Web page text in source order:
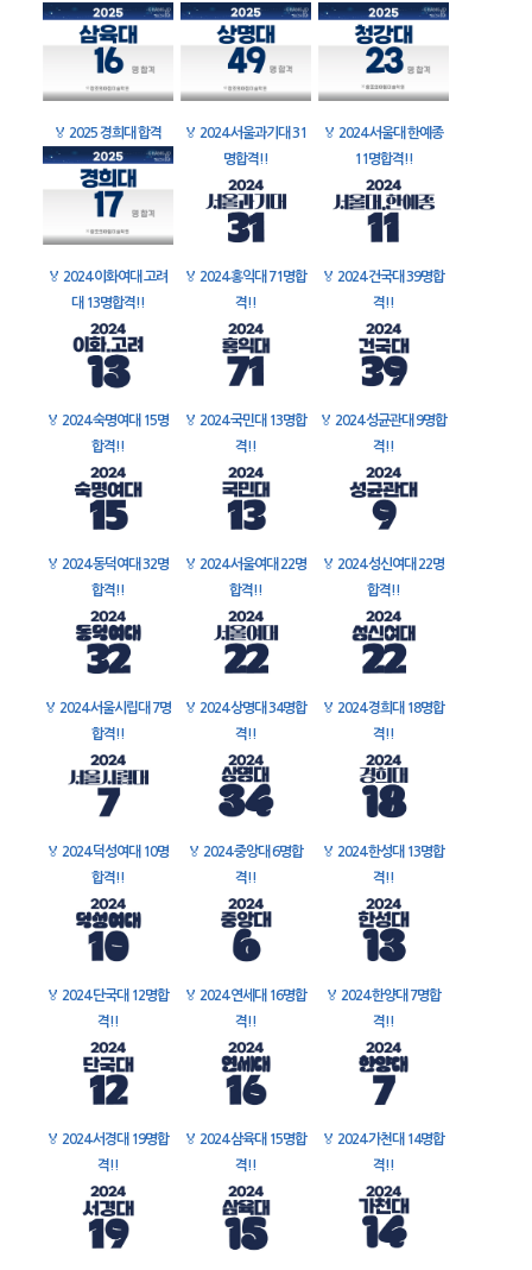
🏅 2025 경희대 합격 🏅 2024 서울과기대 31
명합격!!
🏅 2024 서울대 한예종
11명합격!!
🏅 2024 이화여대 고려
대 13명합격!!
🏅 2024 홍익대 71명합
격!!
🏅 2024 건국대 39명합
격!!
🏅 2024 숙명여대 15명
합격!!
🏅 2024 국민대 13명합
격!!
🏅 2024 성균관대 9명합
격!!
🏅 2024 동덕여대 32명
합격!!
🏅 2024 서울여대 22명
합격!!
🏅 2024 성신여대 22명
합격!!
🏅 2024 서울시립대 7명
합격!!
🏅 2024 상명대 34명합
격!!
🏅 2024 경희대 18명합
격!!
🏅 2024 덕성여대 10명
합격!!
🏅 2024 중앙대 6명합
격!!
🏅 2024 한성대 13명합
격!!
🏅 2024 단국대 12명합
격!!
🏅 2024 연세대 16명합
격!!
🏅 2024 한양대 7명합
격!!
🏅 2024 서경대 19명합
격!!
🏅 2024 삼육대 15명합
격!!
🏅 2024 가천대 14명합
격!!